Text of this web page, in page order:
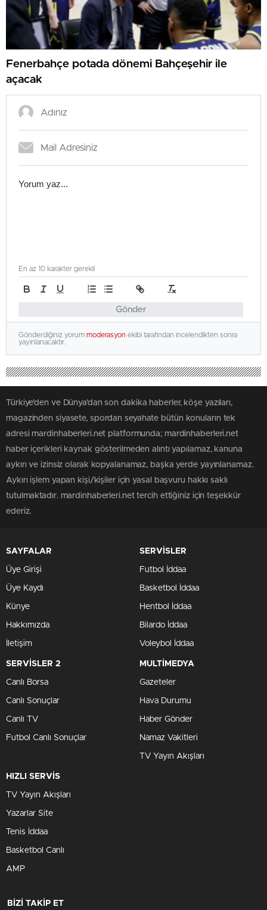
Fenerbahçe potada dönemi Bahçeşehir ile
açacak
Gönder
En az 10 karakter gerekli
Gönderdiğiniz yorum moderasyon ekibi tarafından incelendikten sonra
yayınlanacaktır.
Türkiye'den ve Dünya’dan son dakika haberler, köşe yazıları,
magazinden siyasete, spordan seyahate bütün konuların tek
adresi mardinhaberleri.net platformunda; mardinhaberleri.net
haber içerikleri kaynak gösterilmeden alıntı yapılamaz, kanuna
aykırı ve izinsiz olarak kopyalanamaz, başka yerde yayınlanamaz.
Aykırı işlem yapan kişi/kişiler için yasal başvuru hakkı saklı
tutulmaktadır. mardinhaberleri.net tercih ettiğiniz için teşekkür
ederiz.
SAYFALAR
Üye Girişi
Üye Kaydı
Künye
Hakkımızda
İletişim
SERVİSLER
Futbol İddaa
Basketbol İddaa
Hentbol İddaa
Bilardo İddaa
Voleybol İddaa
SERVİSLER 2
Canlı Borsa
Canlı Sonuçlar
Canlı TV
Futbol Canlı Sonuçlar
MULTİMEDYA
Gazeteler
Hava Durumu
Haber Gönder
Namaz Vakitleri
TV Yayın Akışları
HIZLI SERVİS
TV Yayın Akışları
Yazarlar Site
Tenis İddaa
Basketbol Canlı
AMP
BİZİ TAKİP ET